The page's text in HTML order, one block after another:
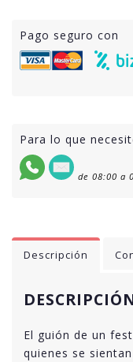
Pago seguro con
Para lo que
de 08:00 a
Descripción
El guión de un
quienes se